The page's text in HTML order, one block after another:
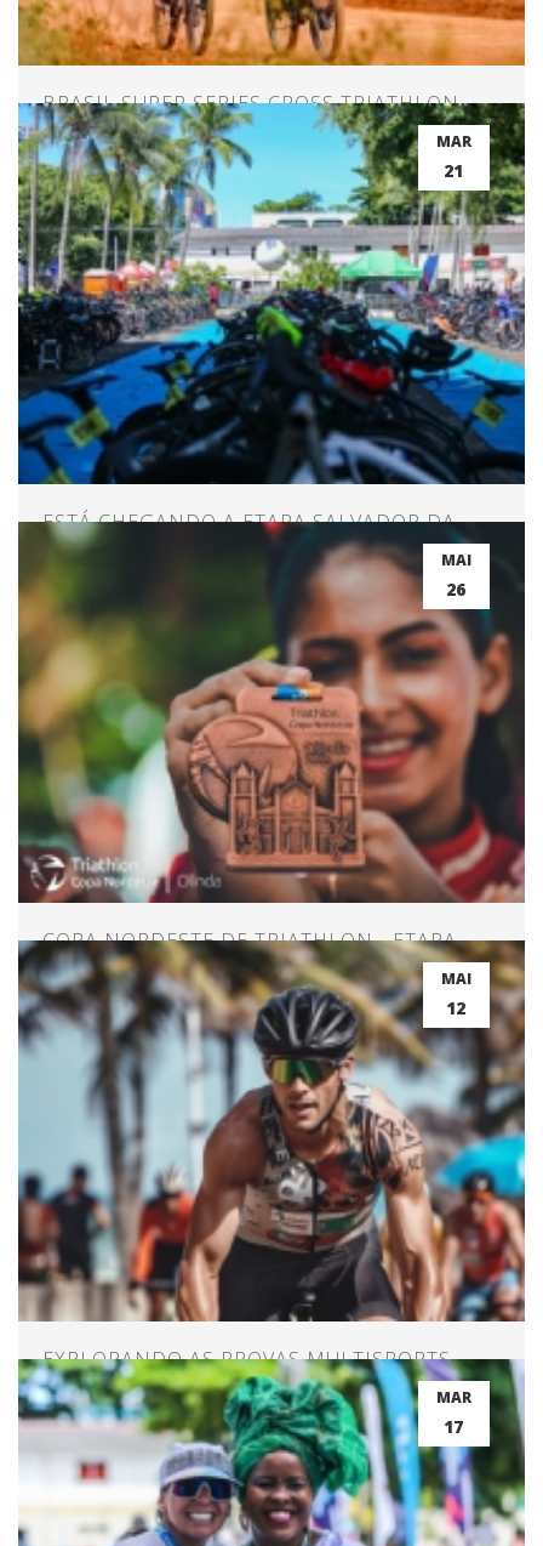
BRASIL SUPER SERIES CROSS TRIATHLON –
RIO DE CONTAS – BAHIA
MAR
21
ESTÁ CHEGANDO A ETAPA SALVADOR DA
COPA NORDESTE!
MAI
26
COPA NORDESTE DE TRIATHLON - ETAPA
OLINDA
MAI
12
EXPLORANDO AS PROVAS MULTISPORTS
MAR
17